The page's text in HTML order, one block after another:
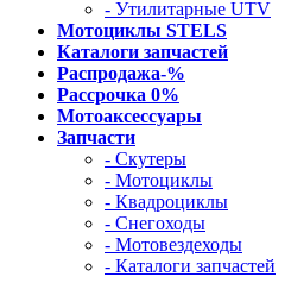
- Утилитарные UTV
Мотоциклы STELS
Каталоги запчастей
Распродажа-%
Рассрочка 0%
Мотоаксессуары
Запчасти
- Скутеры
- Мотоциклы
- Квадроциклы
- Снегоходы
- Мотовездеходы
- Каталоги запчастей